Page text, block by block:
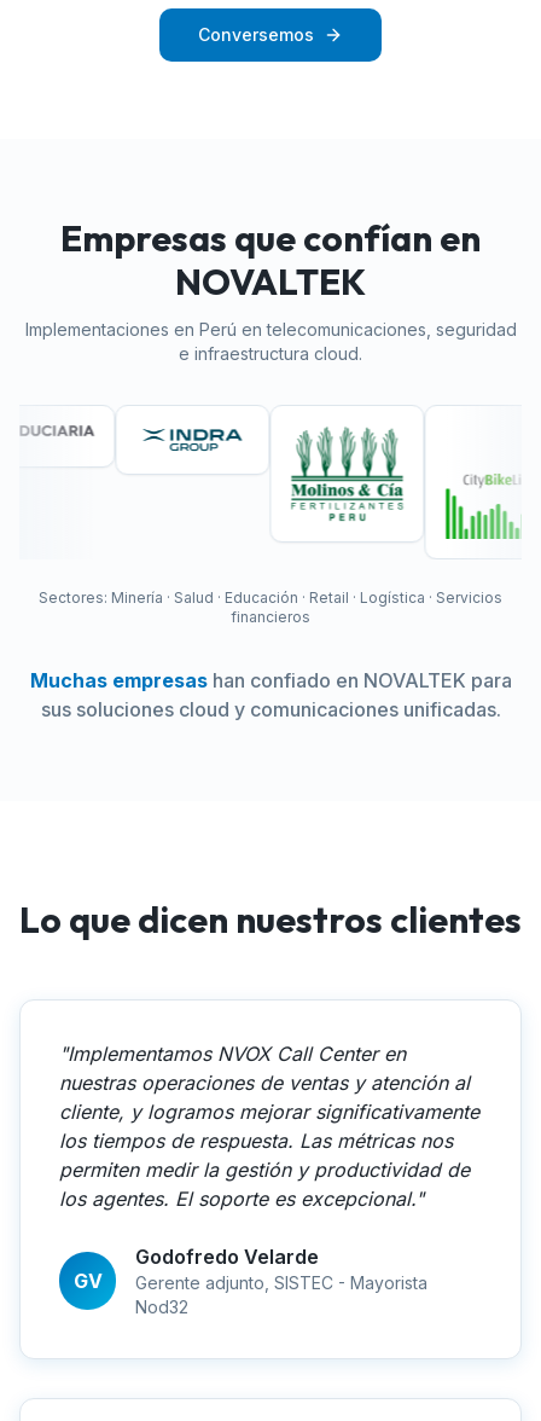
Conversemos
Empresas que confían en
NOVALTEK
Implementaciones en Perú en telecomunicaciones, seguridad
e infraestructura cloud.
Sectores: Minería · Salud · Educación · Retail · Logística · Servicios
financieros
Muchas empresashan confiado en NOVALTEK para
sus soluciones cloud y comunicaciones unificadas.
Lo que dicen nuestros clientes
"Implementamos NVOX Call Center en
nuestras operaciones de ventas y atención al
cliente, y logramos mejorar significativamente
los tiempos de respuesta. Las métricas nos
permiten medir la gestión y productividad de
los agentes. El soporte es excepcional."
GV
Godofredo Velarde
Gerente adjunto, SISTEC - Mayorista
Nod32